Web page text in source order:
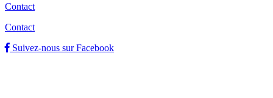
Contact
Contact
Suivez-nous sur Facebook